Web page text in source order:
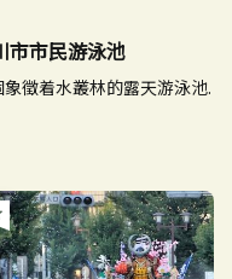
市市民游泳池
象徵着水叢林的露天游泳池.